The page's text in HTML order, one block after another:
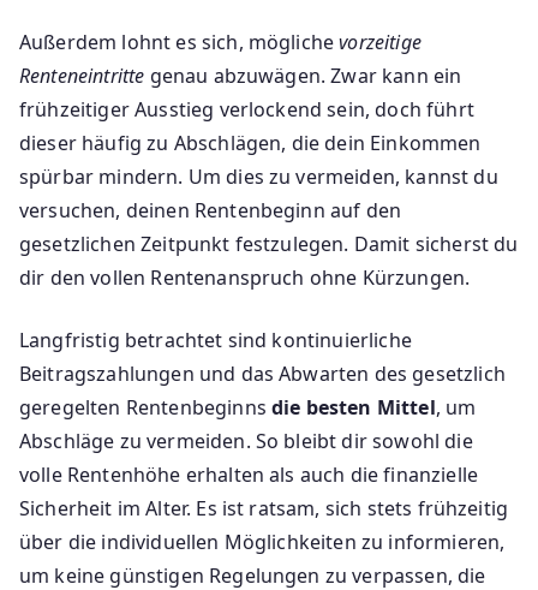
Außerdem lohnt es sich, möglichevorzeitige
Renteneintritte genau abzuwägen. Zwar kann ein
frühzeitiger Ausstieg verlockend sein, doch führt
dieser häufig zu Abschlägen, die dein Einkommen
spürbar mindern. Um dies zu vermeiden, kannst du
versuchen, deinen Rentenbeginn auf den
gesetzlichen Zeitpunkt festzulegen. Damit sicherst du
dir den vollen Rentenanspruch ohne Kürzungen.
Langfristig betrachtet sind kontinuierliche
Beitragszahlungen und das Abwarten des gesetzlich
geregelten Rentenbeginns die besten Mittel, um
Abschläge zu vermeiden. So bleibt dir sowohl die
volle Rentenhöhe erhalten als auch die finanzielle
Sicherheit im Alter. Es ist ratsam, sich stets frühzeitig
über die individuellen Möglichkeiten zu informieren,
um keine günstigen Regelungen zu verpassen, die